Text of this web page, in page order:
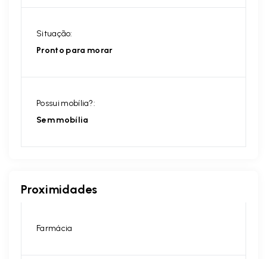
Situação:
Pronto para morar
Possui mobília?:
Sem mobília
Proximidades
Farmácia